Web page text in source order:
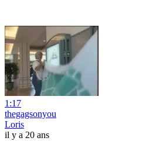
1:17
thegagsonyou
Loris
il y a 20 ans